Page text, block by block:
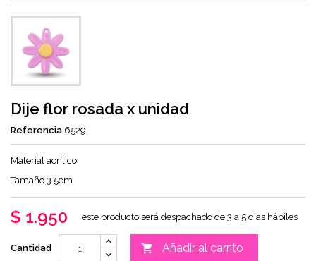
Dije flor rosada x unidad
Referencia 6529
Material acrílico
Tamaño 3.5cm
$ 1.950 este producto será despachado de 3 a 5 dias hábiles
Cantidad  Añadir al carrito